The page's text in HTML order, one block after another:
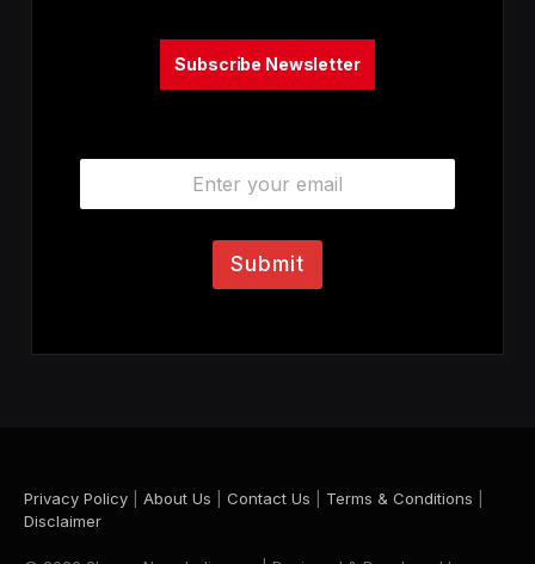
Subscribe Newsletter
E
a
Submit
Privacy Policy About Us Contact Us Terms & Conditions
Disclaimer